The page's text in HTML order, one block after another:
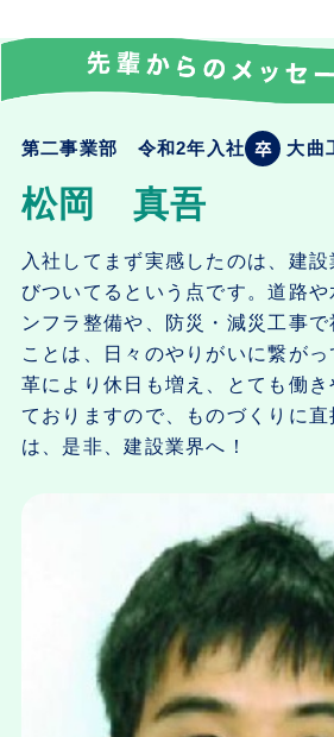
第二事業部 令和2年入社 大曲
松岡 真吾
入社してまず実感したのは、建
びついてるという点です。道路や
ンフラ整備や、防災・減災工事
ことは、日々のやりがいに繋が
革により休日も増え、とても働き
ておりますので、ものづくりに
は、是非、建設業界へ！